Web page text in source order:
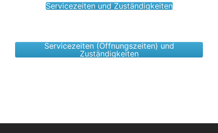
Servicezeiten und Zuständigkeiten
Servicezeiten (Öffnungszeiten) und
Zuständigkeiten